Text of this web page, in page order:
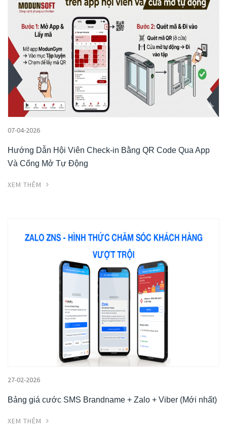
07-04-2026
Hướng Dẫn Hội Viên Check-in Bằng QR Code Qua App
Và Cổng Mở Tự Động
XEM THÊM
27-02-2026
Bảng giá cước SMS Brandname + Zalo + Viber (Mới nhất)
XEM THÊM